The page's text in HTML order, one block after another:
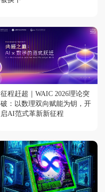
征程赶超｜WAIC 2026理论突
破：以数理双向赋能为钥，开
启AI范式革新新征程